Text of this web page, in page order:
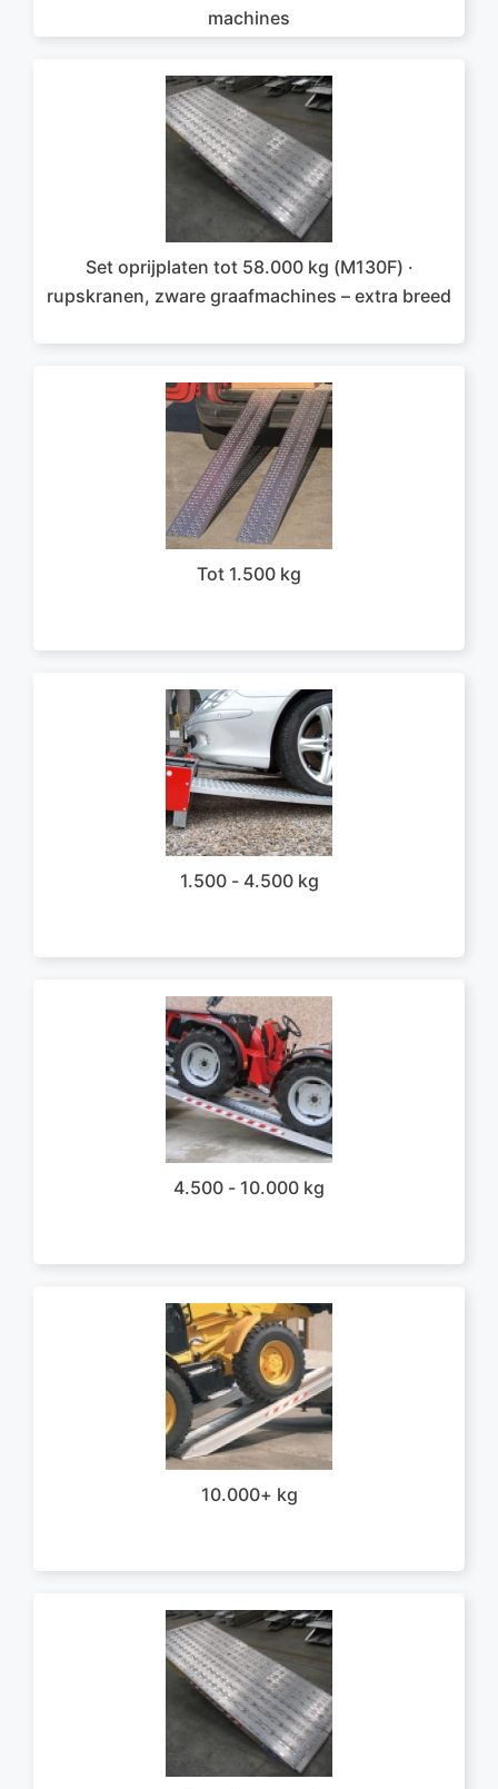
machines
Set oprijplaten tot 58.000 kg (M130F) ·
rupskranen, zware graafmachines – extra breed
Tot 1.500 kg
1.500 - 4.500 kg
4.500 - 10.000 kg
10.000+ kg